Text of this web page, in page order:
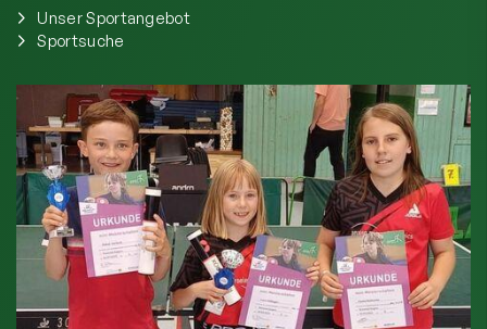
Unser Sportangebot
Sportsuche